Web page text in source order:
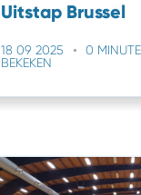
Uitstap Brussel
18 09 2025 0
BEKEKEN